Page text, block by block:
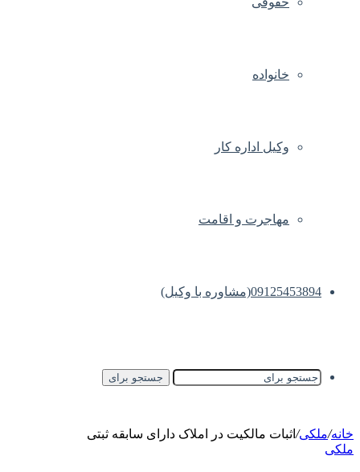
خانواده
وکیل اداره کار
مهاجرت و اقامت
09125453894(مشاوره با وکیل)
جستجو برای
خانه/ملکی/ اثبات مالکیت در املاک دارای سابقه ثبتی
ملکی